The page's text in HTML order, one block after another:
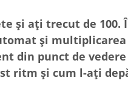
și ați trecut de 100.
și multiplicarea
din punct de
ritm și cum l-ați